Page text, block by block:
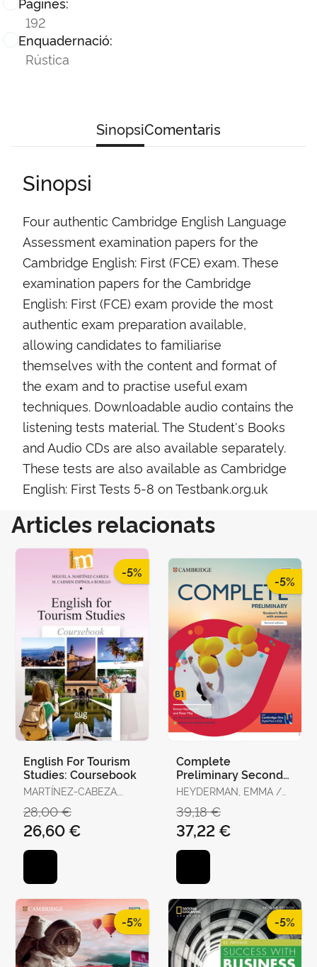
192
Enquadernació:
Rústica
SinopsiComentaris
Sinopsi
Four authentic Cambridge English Language
Assessment examination papers for the
Cambridge English: First (FCE) exam. These
examination papers for the Cambridge
English: First (FCE) exam provide the most
authentic exam preparation available,
allowing candidates to familiarise
themselves with the content and format of
the exam and to practise useful exam
techniques. Downloadable audio contains the
listening tests material. The Student's Books
and Audio CDs are also available separately.
These tests are also available as Cambridge
English: First Tests 5-8 on Testbank.org.uk
Articles relacionats
-5%
English For Tourism
Studies: Coursebook
MARTÍNEZ-CABEZA,
ESPÍNOLA ROSILLO,
MARÍA DEL CARMEN
28,00 €
26,60 €
-5%
Complete
Preliminary Second
Edition English For
Spanish Speakers
Student's Book
HEYDERMAN, EMMA /
39,18 €
37,22 €
-5% -5%